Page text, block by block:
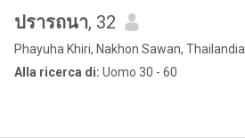
ปรารถนา, 32
Phayuha Khiri, Nakhon Sawan, Thailandia
Alla ricerca di: Uomo 30 - 60